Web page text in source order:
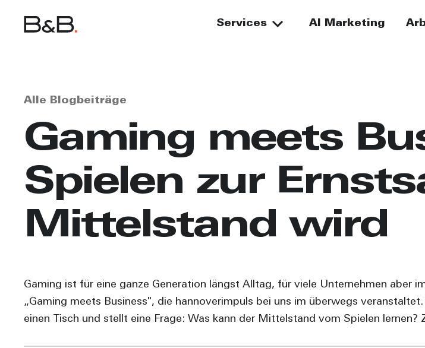
Services AI Marketing
Alle Blogbeiträge
Gaming meets
Spielen zur
Mittelstand wird
Gaming ist für eine ganze Generation längst Alltag, für viele Unternehmen aber
„Gaming meets Business", die hannoverimpuls bei uns im überwegs
einen Tisch und stellt eine Frage: Was kann der Mittelstand vom Spielen